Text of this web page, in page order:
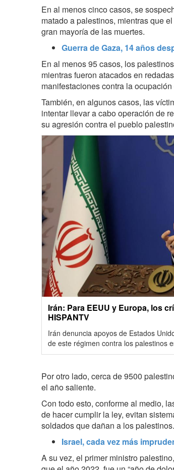
En al menos cinco casos, se
matado a palestinos, mientras que
gran mayoría de las muertes.
Guerra de Gaza, 14 años
En al menos 95 casos, los
mientras fueron atacados en
manifestaciones contra la
También, en algunos casos, las
intentar llevar a cabo operación de
su agresión contra el pueblo
Irán: Para EEUU y Europa, los
HISPANTV
Irán denuncia apoyos de Estados
de este régimen contra los palestinos
Por otro lado, cerca de 9500
el año saliente.
Con todo esto, conforme al medio,
de hacer cumplir la ley, evitan
soldados que dañan a los palestinos.
Israel, cada vez más
A su vez, el primer ministro